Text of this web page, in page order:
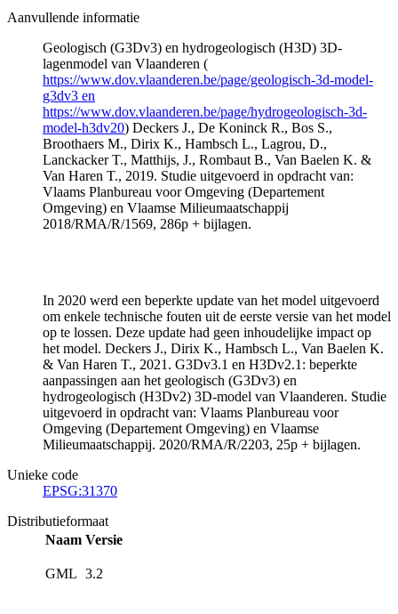
Aanvullende informatie
Geologisch (G3Dv3) en hydrogeologisch (H3D) 3D-
lagenmodel van Vlaanderen (
https://www.dov.vlaanderen.be/page/geologisch-3d-model-
g3dv3 en
https://www.dov.vlaanderen.be/page/hydrogeologisch-3d-
model-h3dv20) Deckers J., De Koninck R., Bos S.,
Broothaers M., Dirix K., Hambsch L., Lagrou, D.,
Lanckacker T., Matthijs, J., Rombaut B., Van Baelen K. &
Van Haren T., 2019. Studie uitgevoerd in opdracht van:
Vlaams Planbureau voor Omgeving (Departement
Omgeving) en Vlaamse Milieumaatschappij
2018/RMA/R/1569, 286p + bijlagen.
In 2020 werd een beperkte update van het model uitgevoerd
om enkele technische fouten uit de eerste versie van het model
op te lossen. Deze update had geen inhoudelijke impact op
het model. Deckers J., Dirix K., Hambsch L., Van Baelen K.
& Van Haren T., 2021. G3Dv3.1 en H3Dv2.1: beperkte
aanpassingen aan het geologisch (G3Dv3) en
hydrogeologisch (H3Dv2) 3D-model van Vlaanderen. Studie
uitgevoerd in opdracht van: Vlaams Planbureau voor
Omgeving (Departement Omgeving) en Vlaamse
Milieumaatschappij. 2020/RMA/R/2203, 25p + bijlagen.
Unieke code
EPSG:31370
Distributieformaat
Naam Versie
GML 3.2